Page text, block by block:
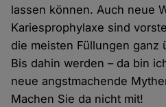
lassen können. Auch neue
Kariesprophylaxe sind
die meisten Füllungen ganz
Bis dahin werden – da bin
neue angstmachende
Machen Sie da nicht mit!